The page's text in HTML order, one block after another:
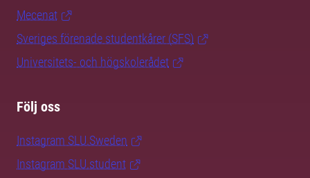
Mecenat
Sveriges förenade studentkårer (SFS)
Universitets- och högskolerådet
Följ oss
Instagram SLU.Sweden
Instagram SLU.student